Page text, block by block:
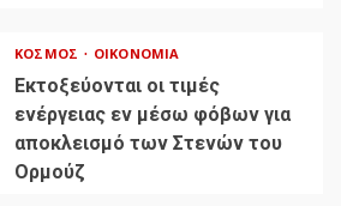
ΚΌΣΜΟΣ ΟΙΚΟΝΟΜΊΑ
Εκτοξεύονται οι τιμές
ενέργειας εν μέσω φόβων για
αποκλεισμό των Στενών του
Ορμούζ